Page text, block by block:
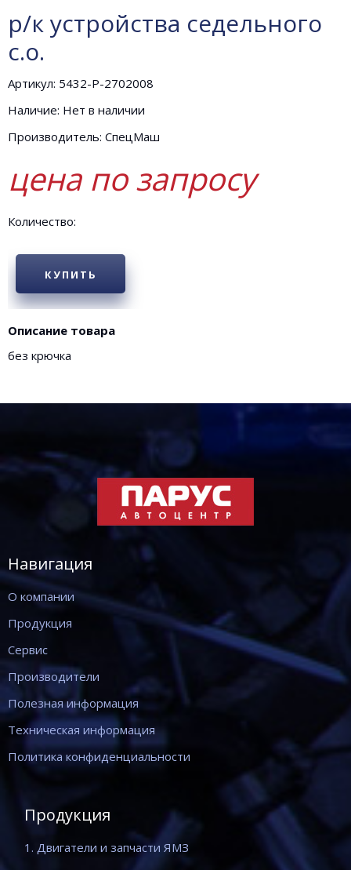
р/к устройства седельного
с.о.
Артикул: 5432-Р-2702008
Наличие: Нет в наличии
Производитель: СпецМаш
цена по запросу
Количество:
КУПИТЬ
Описание товара
без крючка
Навигация
О компании
Продукция
Сервис
Производители
Полезная информация
Техническая информация
Политика конфиденциальности
Продукция
1. Двигатели и запчасти ЯМЗ